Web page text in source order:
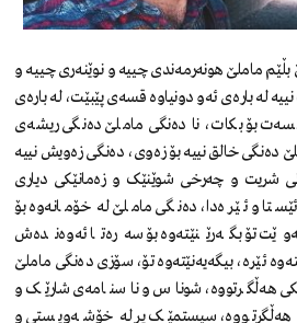
ماملێ هونەرمەندی چییە و نوێنەری چییە و
لە بارەی ئەو دونیاوە قسەی پێبێت، لە بارەی
بۆ بکات، نا دەنگی ماملێ دەنگی ریشەی
دەنگی خالق نییە بۆ زەوی، دەنگی زەویش نییە
شریت و چەرخی شوێنێک و زەمانێکی دیاری
و ئێرەدا، دەنگی ماملێ لە خۆمانەوە بۆ
تۆ بگەرێنێتەوە بۆ سەرەتا ئەوەندەش
ئێرە، بیگەیەنێتەوە تۆ، سۆزی دەنگی ماملێ
هەڵگرتووە، شوناس و ناسنامەی شارێک و
هەڵگرتووە، سیستمێک پڕ لە خۆشەویستی و